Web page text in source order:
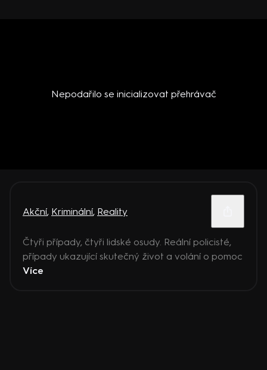
Nepodařilo se inicializovat přehrávač
Akční, Kriminální, Reality
Čtyři případy, čtyři lidské osudy. Reální policisté,
případy ukazující skutečný život a volání o pomoc
Více